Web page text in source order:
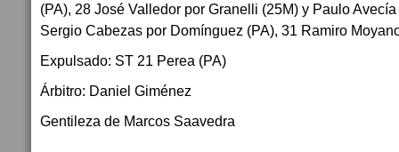
(PA), 28 José Valledor por Granelli (25M) y Paulo
Sergio Cabezas por Domínguez (PA), 31 Ramiro
Expulsado: ST 21 Perea (PA)
Árbitro: Daniel Giménez
Gentileza de Marcos Saavedra